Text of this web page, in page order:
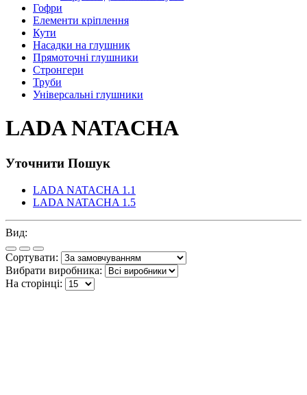
Гофри
Елементи кріплення
Кути
Насадки на глушник
Прямоточні глушники
Стронгери
Труби
Універсальні глушники
LADA NATACHA
Уточнити Пошук
LADA NATACHA 1.1
LADA NATACHA 1.5
Вид:
Сортувати:
Вибрати виробника:
На сторінці: